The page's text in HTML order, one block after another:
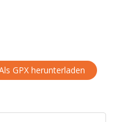
GPX herunterladen